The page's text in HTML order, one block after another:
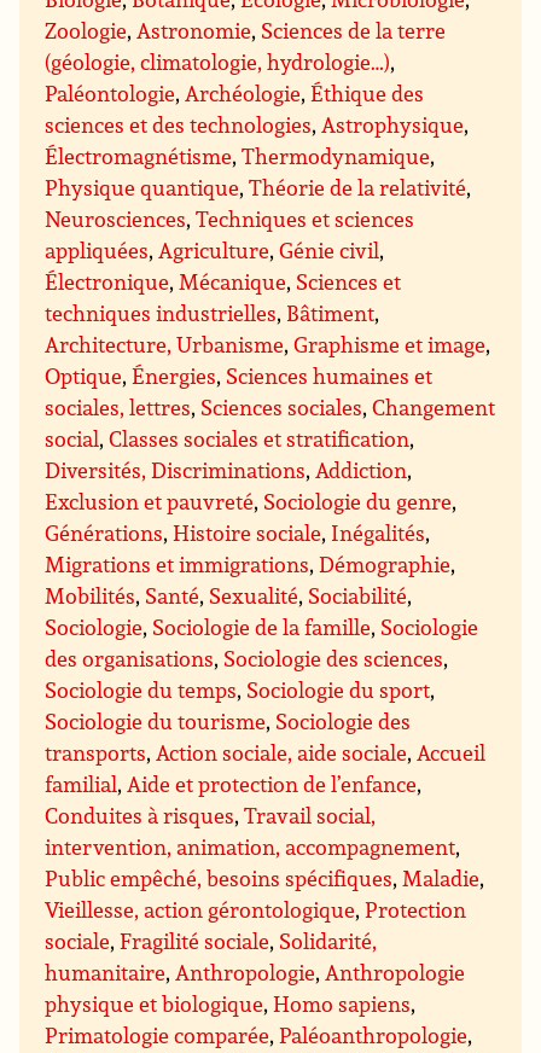
Zoologie, Astronomie, Sciences de la terre
(géologie, climatologie, hydrologie…),
Paléontologie, Archéologie,Éthique des
sciences et des technologies, Astrophysique,
Électromagnétisme,Thermodynamique,
Physique quantique,Théorie de la relativité,
Neurosciences,Techniques et sciences
appliquées, Agriculture,Génie civil,
Électronique, Mécanique, Sciences et
techniques industrielles, Bâtiment,
Architecture, Urbanisme,Graphisme et image,
Optique,Énergies, Sciences humaines et
sociales, lettres, Sciences sociales,Changement
social,Classes sociales et stratification,
Diversités, Discriminations, Addiction,
Exclusion et pauvreté, Sociologie du genre,
Générations,Histoire sociale, Inégalités,
Migrations et immigrations,Démographie,
Mobilités, Santé, Sexualité, Sociabilité,
Sociologie, Sociologie de la famille, Sociologie
des organisations, Sociologie des sciences,
Sociologie du temps, Sociologie du sport,
Sociologie du tourisme, Sociologie des
transports, Action sociale, aide sociale, Accueil
familial, Aide et protection de l’enfance,
Conduites à risques,Travail social,
intervention, animation, accompagnement,
Public empêché, besoins spécifiques, Maladie,
Vieillesse, action gérontologique,Protection
sociale,Fragilité sociale, Solidarité,
humanitaire, Anthropologie, Anthropologie
physique et biologique,Homo sapiens,
Primatologie comparée,Paléoanthropologie,